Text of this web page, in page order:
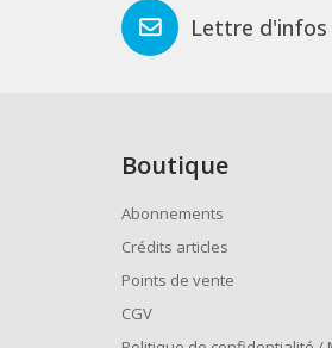
Lettre d'infos
Boutique
Abonnements
Crédits articles
Points de vente
CGV